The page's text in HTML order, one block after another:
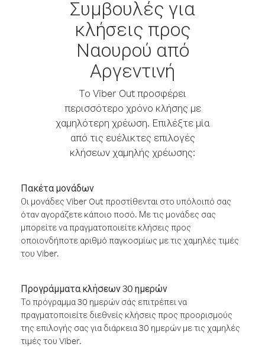
Συμβουλές για
κλήσεις προς
Ναουρού από
Αργεντινή
Το Viber Out προσφέρει
περισσότερο χρόνο κλήσης με
χαμηλότερη χρέωση. Επιλέξτε μία
από τις ευέλικτες επιλογές
κλήσεων χαμηλής χρέωσης:
Πακέτα μονάδων
Οι μονάδες Viber Out προστίθενται στο υπόλοιπό σας
όταν αγοράζετε κάποιο ποσό. Με τις μονάδες σας
μπορείτε να πραγματοποιείτε κλήσεις προς
οποιονδήποτε αριθμό παγκοσμίως με τις χαμηλές τιμές
του Viber.
Προγράμματα κλήσεων 30 ημερών
Το πρόγραμμα 30 ημερών σάς επιτρέπει να
πραγματοποιείτε διεθνείς κλήσεις προς προορισμούς
της επιλογής σας για διάρκεια 30 ημερών με τις χαμηλές
τιμές του Viber.